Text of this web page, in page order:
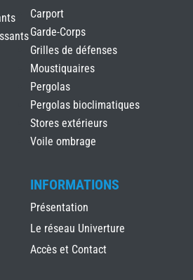
Carport
Garde-Corps
Grilles de défenses
Moustiquaires
Pergolas
Pergolas bioclimatiques
Stores extérieurs
Voile ombrage
INFORMATIONS
Présentation
Le réseau Univerture
Accès et Contact